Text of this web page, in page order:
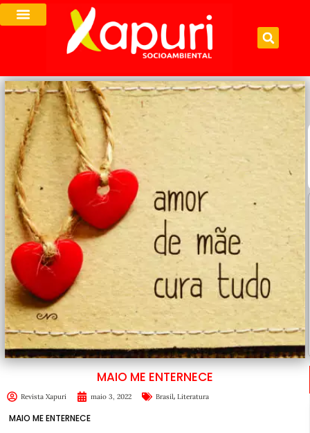
MAIO ME ENTERNECE
Revista Xapuri maio 3, 2022 Brasil, Literatura
MAIO ME ENTERNECE